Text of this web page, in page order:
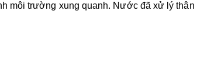
môi trường xung quanh. Nước đã xử lý thân